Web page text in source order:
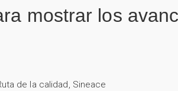
mostrar los
de la calidad, Sineace